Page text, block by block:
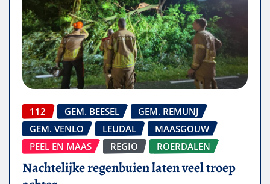
112 GEM. BEESEL
GEM. REMUNJ
GEM. VENLO
LEUDAL
MAASGOUW
PEEL EN MAAS
REGIO ROERDALEN
Nachtelijke regenbuien laten veel troep